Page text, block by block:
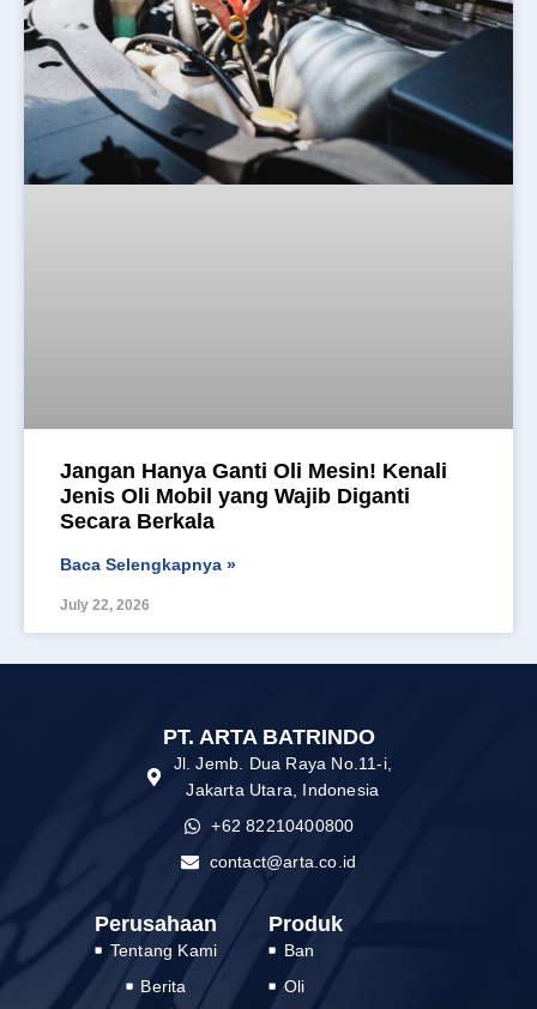
Jangan Hanya Ganti Oli Mesin! Kenali
Jenis Oli Mobil yang Wajib Diganti
Secara Berkala
Baca Selengkapnya »
July 22, 2026
PT. ARTA BATRINDO
Jl. Jemb. Dua Raya No.11-i,
Jakarta Utara, Indonesia
+62 82210400800
contact@arta.co.id
Perusahaan
Tentang Kami
Berita
Produk
Ban
Oli